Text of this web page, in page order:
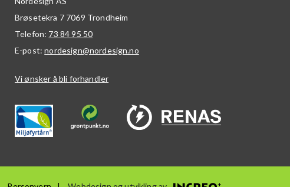
Brøsetekra 7 7069 Trondheim
Telefon: 73 84 95 50
E-post:nordesign@nordesign.no
Vi ønsker å bli forhandler